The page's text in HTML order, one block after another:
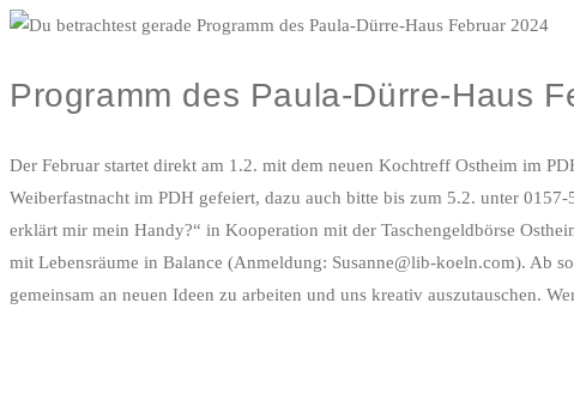
Programm des Paula-Dürre-Haus
Der Februar startet direkt am 1.2. mit dem neuen Kochtreff Ostheim im
Weiberfastnacht im PDH gefeiert, dazu auch bitte bis zum 5.2. unter
erklärt mir mein Handy?“ in Kooperation mit der Taschengeldbörse
mit Lebensräume in Balance (Anmeldung: Susanne@lib-koeln.com). Ab
gemeinsam an neuen Ideen zu arbeiten und uns kreativ auszutauschen.